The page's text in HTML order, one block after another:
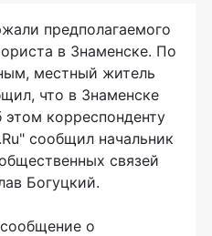
предполагаемого
в Знаменске. По
местный житель
что в Знаменске
корреспонденту
сообщил начальник
связей
Богуцкий.
о